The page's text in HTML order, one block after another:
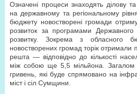
Означені процеси знаходять ділову
на державному та регіональному
бюджету новостворені громади
розвиток за програмами Державного
розвитку. Зокрема з обласного
новостворених громад торік отримали
решта — відповідно до кількості
між собою ще 5,5 мільйона. Загалом
гривень, які буде спрямовано на
міст і сіл Сумщини.